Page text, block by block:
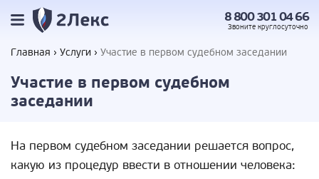
8 800 301 04 66
Звоните круглосуточно
Главная Услуги Участие в первом судебном заседании
Участие в первом судебном
заседании
На первом судебном заседании решается вопрос,
какую из процедур ввести в отношении человека: